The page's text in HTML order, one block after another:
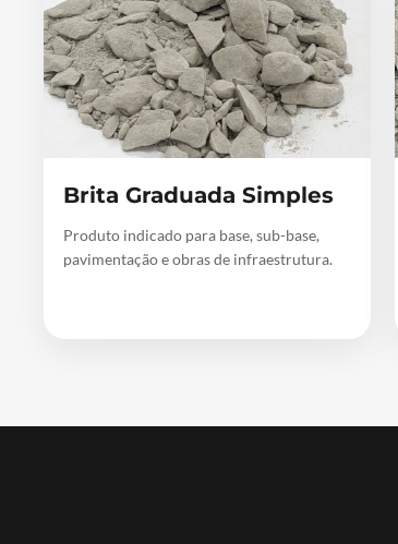
Brita Graduada Simples
Produto indicado para base, sub-base,
pavimentação e obras de infraestrutura.